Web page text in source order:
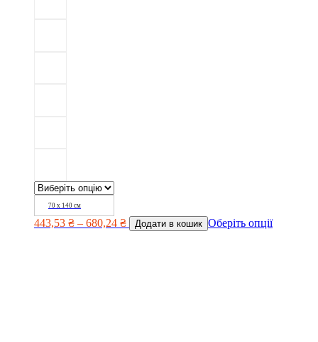
70 х 140 см
443,53 ₴ – 680,24 ₴ Додати в кошик Оберіть опції